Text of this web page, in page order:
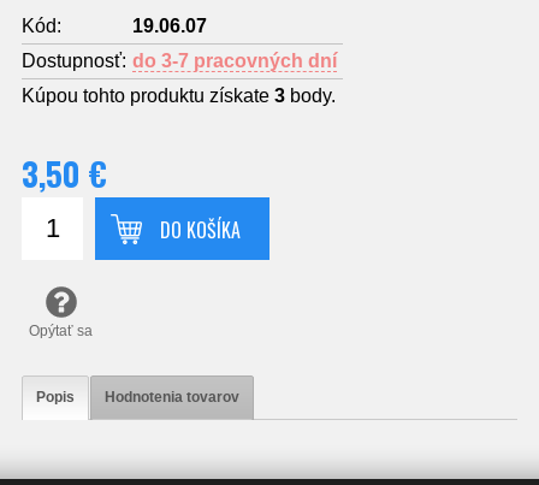
Kód:
19.06.07
Dostupnosť: do 3-7 pracovných dní
Kúpou tohto produktu získate 3 body.
3,50 €
DO KOŠÍKA
Opýtať sa
Popis Hodnotenia tovarov